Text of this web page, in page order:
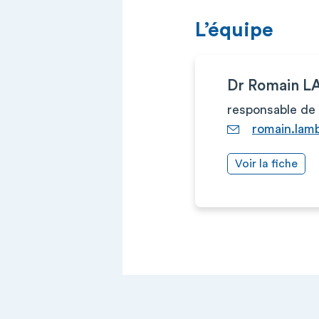
L’équipe
Dr Romain
responsable
Voir la fiche